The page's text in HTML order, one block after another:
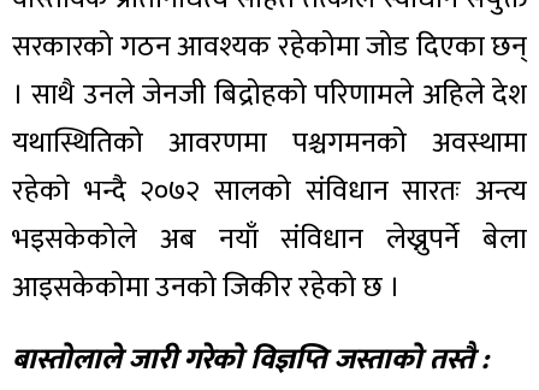
सरकारको गठन आवश्यक रहेकोमा जोड दिएका छन्
। साथै उनले जेनजी बिद्रोहको परिणामले अहिले देश
यथास्थितिको आवरणमा पश्चगमनको अवस्थामा
रहेको भन्दै २०७२ सालको संविधान सारतः अन्त्य
भइसकेकोले अब नयाँ संविधान लेख्नुपर्ने बेला
आइसकेकोमा उनको जिकीर रहेको छ ।
बास्तोलाले जारी गरेको विज्ञप्ति जस्ताको तस्तै :